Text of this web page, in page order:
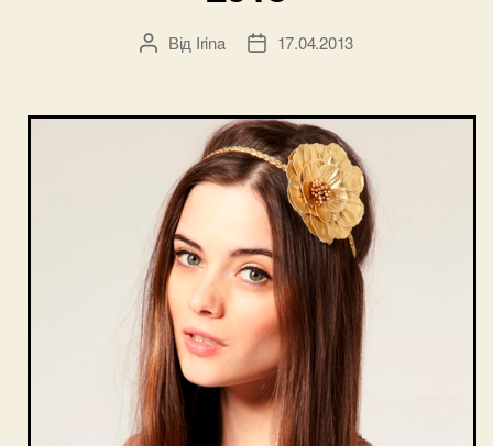
Автор
Від Irina
Дата17.04.2013